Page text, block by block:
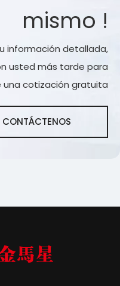
mismo !
información detallada,
usted más tarde para
una cotización gratuita
CONTÁCTENOS